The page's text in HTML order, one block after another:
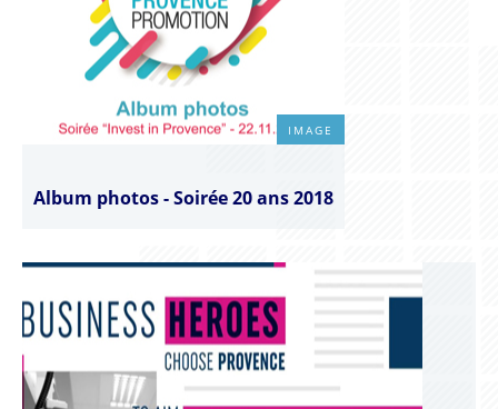
IMAGE
Album photos - Soirée 20 ans 2018